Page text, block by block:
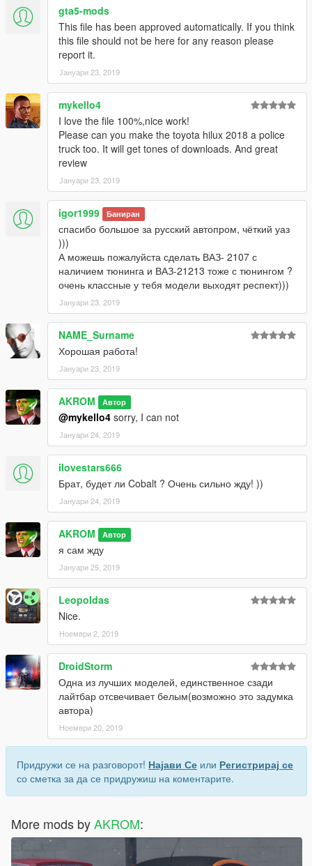
gta5-mods
This file has been approved automatically. If you think
this file should not be here for any reason please
report it.
Јануари 23, 2019
mykello4
I love the file 100%,nice work!
Please can you make the toyota hilux 2018 a police
truck too. It will get tones of downloads. And great
review
Јануари 23, 2019
igor1999 Баниран
спасибо большое за русский автопром, чёткий уаз
)))
А можешь пожалуйста сделать ВАЗ- 2107 с
наличием тюнинга и ВАЗ-21213 тоже с тюнингом ?
очень классные у тебя модели выходят респект)))
Јануари 23, 2019
NAME_Surname
Хорошая работа!
Јануари 23, 2019
AKROM Автор
@mykello4 sorry, I can not
Јануари 24, 2019
ilovestars666
Брат, будет ли Cobalt ? Очень сильно жду! ))
Јануари 24, 2019
AKROM Автор
я сам жду
Јануари 25, 2019
Leopoldas
Nice.
Ноември 2, 2019
DroidStorm
Одна из лучших моделей, единственное сзади
лайтбар отсвечивает белым(возможно это задумка
автора)
Ноември 20, 2019
Придружи се на разговорот! Најави Се или Регистрирај се
со сметка за да се придружиш на коментарите.
More mods byAKROM: